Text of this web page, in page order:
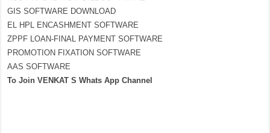
GIS SOFTWARE DOWNLOAD
EL HPL ENCASHMENT SOFTWARE
ZPPF LOAN-FINAL PAYMENT SOFTWARE
PROMOTION FIXATION SOFTWARE
AAS SOFTWARE
To Join VENKAT S Whats App Channel